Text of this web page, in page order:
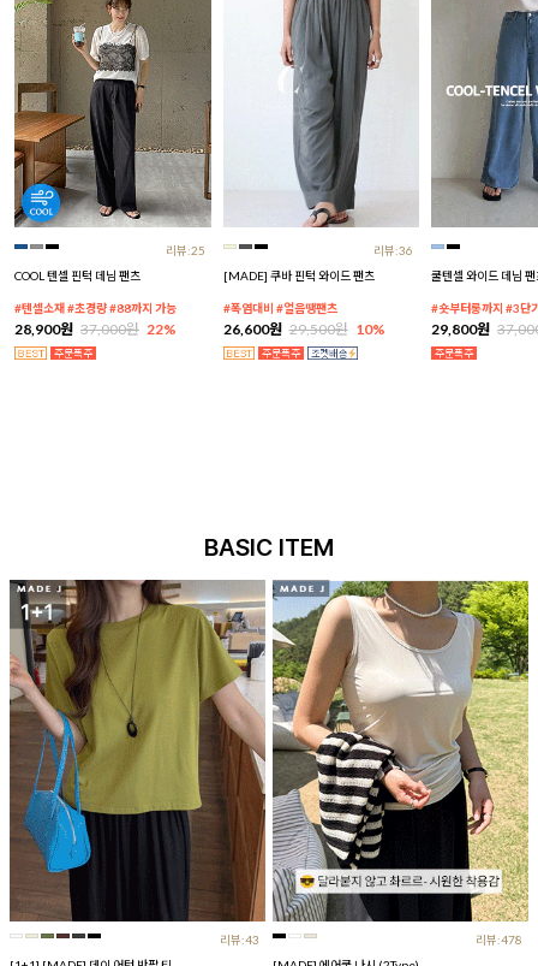
리뷰:25
COOL 텐셀 핀턱 데님 팬츠
#텐셀소재 #초경량 #88까지 가능
28,900원 37,000원 22%
리뷰:36
[MADE] 쿠바 핀턱 와이드 팬츠
#폭염대비 #얼음땡팬츠
26,600원 29,500원 10%
쿨텐셀 와이드 데님 팬
#숏부터롱까지 #3단
29,800원
BASIC ITEM
리뷰:43
리뷰:478